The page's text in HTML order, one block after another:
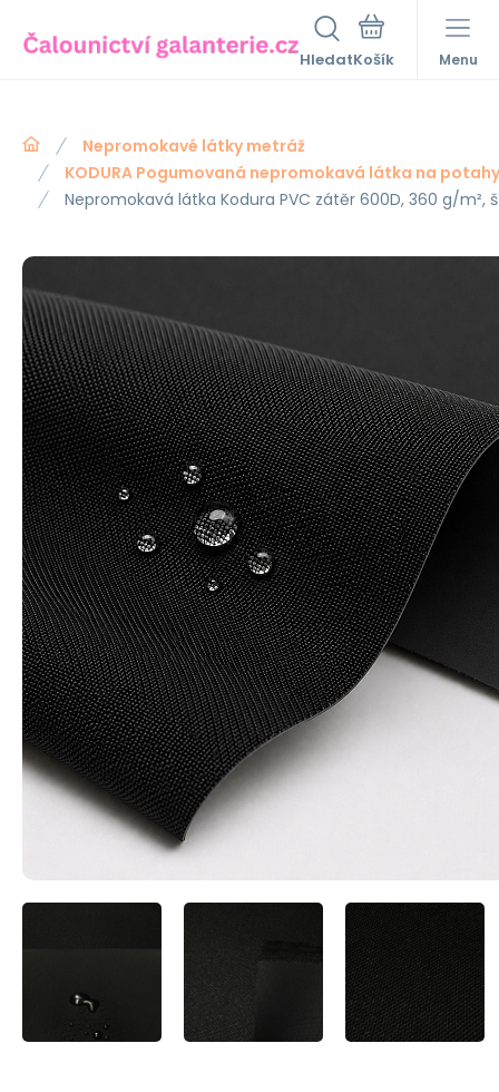
Hledat Menu
Nepromokavé látky metráž
KODURA Pogumovaná nepromokavá látka na potahy
Nepromokavá látka Kodura PVC zátěr 600D, 360 g/m²,